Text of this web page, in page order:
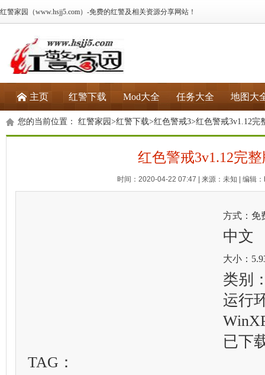
红警家园（www.hsjj5.com）-免费的红警及相关资源分享网站！
主页 红警下载 Mod大全 任务大全 地图大
您的当前位置： 红警家园 >红警下载>红色警戒3>红色警戒3v1.12完
红色警戒3v1.12完整
时间：2020-04-22 07:47 | 来源：未知 | 编辑
方式：免
中文
大小：
类别
运行
已下
TAG：